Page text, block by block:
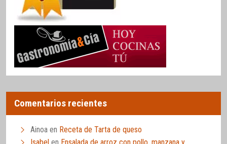
Comentarios recientes
Ainoa en Receta de Tarta de queso